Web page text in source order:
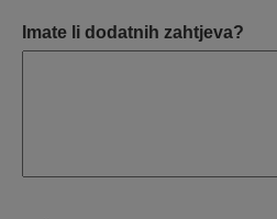
Imate li dodatnih zahtjeva?